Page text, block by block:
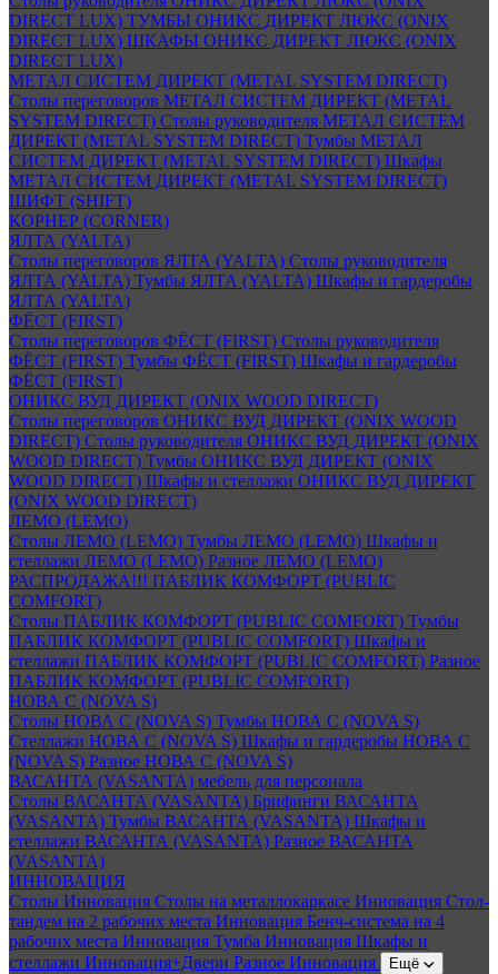
DIRECT LUX) ТУМБЫ ОНИКС ДИРЕКТ ЛЮКС (ONIX
DIRECT LUX) ШКАФЫ ОНИКС ДИРЕКТ ЛЮКС (ONIX
DIRECT LUX)
МЕТАЛ СИСТЕМ ДИРЕКТ (METAL SYSTEM DIRECT)
Столы переговоров МЕТАЛ СИСТЕМ ДИРЕКТ (METAL
SYSTEM DIRECT) Столы руководителя МЕТАЛ СИСТЕМ
ДИРЕКТ (METAL SYSTEM DIRECT) Тумбы МЕТАЛ
СИСТЕМ ДИРЕКТ (METAL SYSTEM DIRECT) Шкафы
МЕТАЛ СИСТЕМ ДИРЕКТ (METAL SYSTEM DIRECT)
ШИФТ (SHIFT)
КОРНЕР (CORNER)
ЯЛТА (YALTA)
Столы переговоров ЯЛТА (YALTA) Столы руководителя
ЯЛТА (YALTA) Тумбы ЯЛТА (YALTA) Шкафы и гардеробы
ЯЛТА (YALTA)
ФЁСТ (FIRST)
Столы переговоров ФЁСТ (FIRST) Столы руководителя
ФЁСТ (FIRST) Тумбы ФЁСТ (FIRST) Шкафы и гардеробы
ФЁСТ (FIRST)
ОНИКС ВУД ДИРЕКТ (ONIX WOOD DIRECT)
Столы переговоров ОНИКС ВУД ДИРЕКТ (ONIX WOOD
DIRECT) Столы руководителя ОНИКС ВУД ДИРЕКТ (ONIX
WOOD DIRECT) Тумбы ОНИКС ВУД ДИРЕКТ (ONIX
WOOD DIRECT) Шкафы и стеллажи ОНИКС ВУД ДИРЕКТ
(ONIX WOOD DIRECT)
ЛЕМО (LEMO)
Столы ЛЕМО (LEMO) Тумбы ЛЕМО (LEMO) Шкафы и
стеллажи ЛЕМО (LEMO) Разное ЛЕМО (LEMO)
РАСПРОДАЖА!!! ПАБЛИК КОМФОРТ (PUBLIC
COMFORT)
Столы ПАБЛИК КОМФОРТ (PUBLIC COMFORT) Тумбы
ПАБЛИК КОМФОРТ (PUBLIC COMFORT) Шкафы и
стеллажи ПАБЛИК КОМФОРТ (PUBLIC COMFORT) Разное
ПАБЛИК КОМФОРТ (PUBLIC COMFORT)
НОВА С (NOVA S)
Столы НОВА С (NOVA S) Тумбы НОВА С (NOVA S)
Стеллажи НОВА С (NOVA S) Шкафы и гардеробы НОВА С
(NOVA S) Разное НОВА С (NOVA S)
ВАСАНТА (VASANTA) мебель для персонала
Столы ВАСАНТА (VASANTA) Брифинги ВАСАНТА
(VASANTA) Тумбы ВАСАНТА (VASANTA) Шкафы и
стеллажи ВАСАНТА (VASANTA) Разное ВАСАНТА
(VASANTA)
ИННОВАЦИЯ
Столы Инновация Столы на металлокаркасе Инновация Стол-
тандем на 2 рабочих места Инновация Бенч-система на 4
рабочих места Инновация Тумба Инновация Шкафы и
стеллажи Инновация+Двери Разное Инновация Ещё